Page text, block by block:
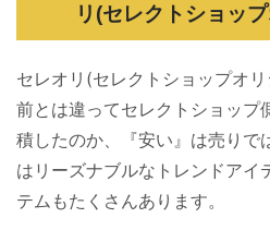
リ(セレクトショッ
セレオリ(セレクトショップオ
前とは違ってセレクトショップ
積したのか、『安い』は売りで
はリーズナブルなトレンドアイ
テムもたくさんあります。